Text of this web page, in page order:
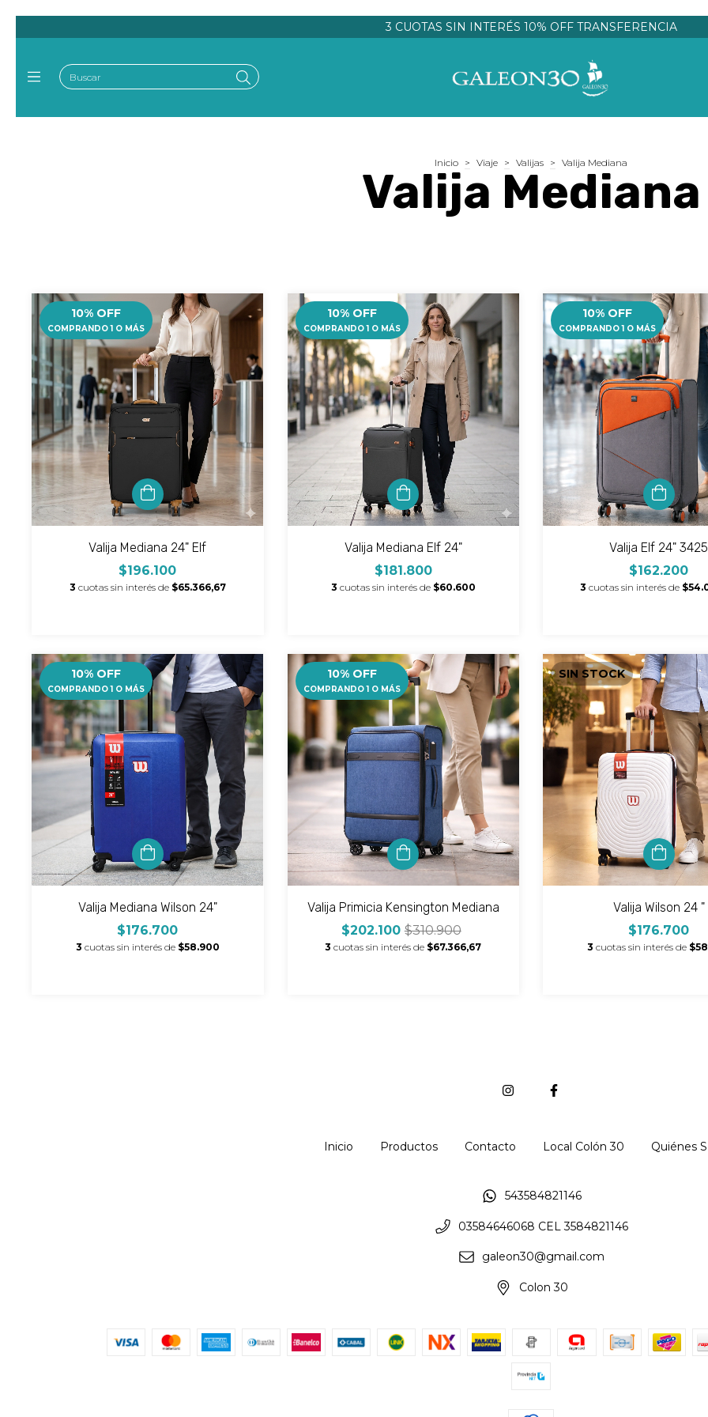
3 CUOTAS SIN INTERÉS 10% OFF TRANSFERENCIA
Inicio > Viaje > Valijas > Valija Mediana
Valija Mediana
10% OFF
COMPRANDO 1 O MÁS
Valija Mediana 24" Elf
$196.100
3 cuotas sin interés de $65.366,67
10% OFF
COMPRANDO 1 O MÁS
Valija Mediana Elf 24"
$181.800
3 cuotas sin interés de $60.600
10% OFF
COMPRANDO 1 O MÁS
Valija Elf 24" 3425
$162.200
3 cuotas sin interés de
10% OFF
COMPRANDO 1 O MÁS
Valija Mediana Wilson 24"
$176.700
3 cuotas sin interés de $58.900
10% OFF
COMPRANDO 1 O MÁS
Valija Primicia Kensington Mediana
$202.100$310.900
3 cuotas sin interés de $67.366,67
SIN STOCK
Valija Wilson 24 "
$176.700
3 cuotas sin interés de
Inicio Productos Contacto Local Colón 30 Quiénes
543584821146
03584646068 CEL 3584821146
galeon30@gmail.com
Colon 30